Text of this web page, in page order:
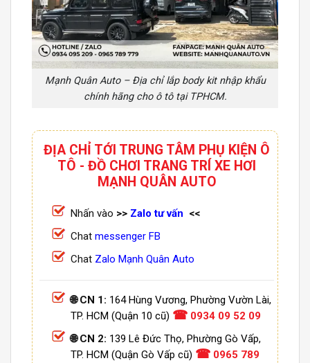
Mạnh Quân Auto – Địa chỉ lắp body kit nhập khẩu
chính hãng cho ô tô tại TPHCM.
ĐỊA CHỈ TỚI TRUNG TÂM PHỤ KIỆN Ô
TÔ - ĐỒ CHƠI TRANG TRÍ XE HƠI
MẠNH QUÂN AUTO
Nhấn vào >> Zalo tư vấn <<
Chat messenger FB
Chat Zalo Mạnh Quân Auto
🌐 CN 1: 164 Hùng Vương, Phường Vườn Lài,
TP. HCM (Quận 10 cũ) ☎ 0934 09 52 09
🌐 CN 2: 139 Lê Đức Thọ, Phường Gò Vấp,
TP. HCM (Quận Gò Vấp cũ) ☎ 0965 789